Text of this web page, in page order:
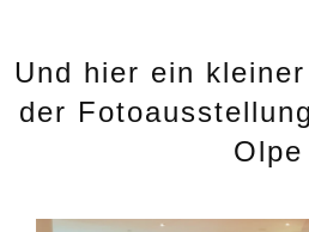
Und hier ein
der
Olpe